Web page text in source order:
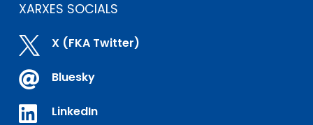
XARXES SOCIALS
 X (FKA Twitter)
 Bluesky
 LinkedIn